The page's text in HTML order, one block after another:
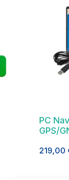
PC
GPS/
219,00